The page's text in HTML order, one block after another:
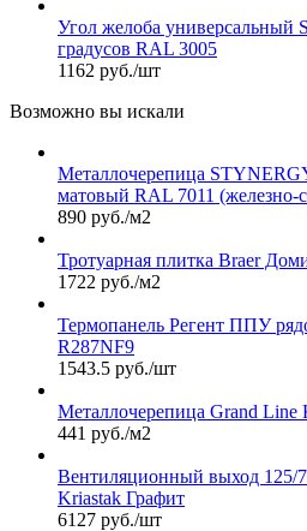
Угол желоба универсальный
градусов RAL 3005
1162 руб./шт
Возможно вы искали
Металлочерепица
матовый RAL 7011 (железно-
890 руб./м2
Тротуарная плитка Brаer
1722 руб./м2
Термопанель Регент ППУ
R287NF9
1543.5 руб./шт
Металлочерепица Grand Line
441 руб./м2
Вентиляционный выход 125/
Kriastak Графит
6127 руб./шт